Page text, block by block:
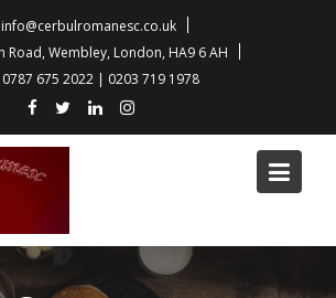
info@cerbulromanesc.co.uk
Road, Wembley, London, HA9 6 AH
0787 675 2022 | 0203 719 1978